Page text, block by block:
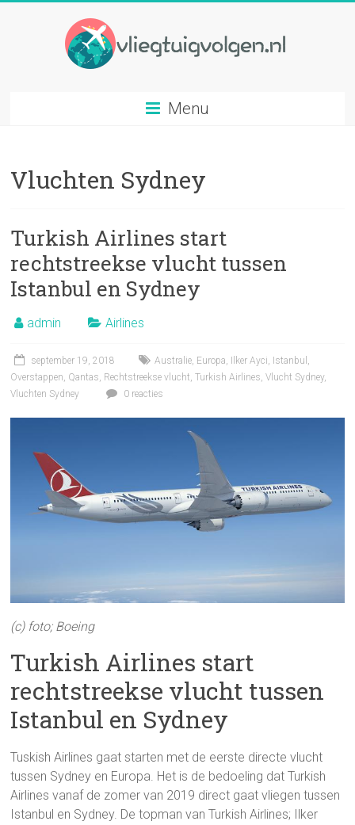
elk
gewenst
op
basis
van
vluchtnummer
Menu
Vluchten Sydney
Turkish Airlines start
rechtstreekse vlucht tussen
Istanbul en Sydney
admin Airlines
september 19, 2018 Australie, Europa, Ilker Ayci, Istanbul ,
Overstappen, Qantas, Rechtstreekse vlucht,Turkish Airlines,Vlucht Sydney,
Vluchten Sydney
0 reacties
(c) foto; Boeing
Turkish Airlines start
rechtstreekse vlucht tussen
Istanbul en Sydney
Tuskish Airlines gaat starten met de eerste directe vlucht
tussen Sydney en Europa. Het is de bedoeling dat Turkish
Airlines vanaf de zomer van 2019 direct gaat vliegen tussen
Istanbul en Sydney. De topman van Turkish Airlines; Ilker